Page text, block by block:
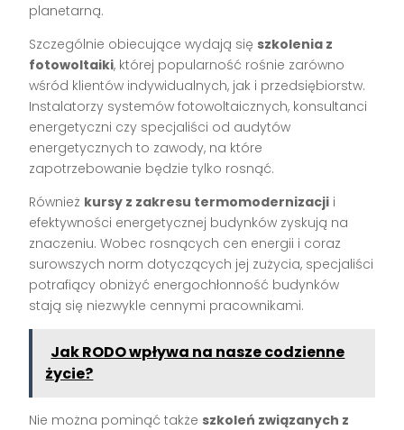
planetarną.
Szczególnie obiecujące wydają się szkolenia z
fotowoltaiki, której popularność rośnie zarówno
wśród klientów indywidualnych, jak i przedsiębiorstw.
Instalatorzy systemów fotowoltaicznych, konsultanci
energetyczni czy specjaliści od audytów
energetycznych to zawody, na które
zapotrzebowanie będzie tylko rosnąć.
Również kursy z zakresu termomodernizacji i
efektywności energetycznej budynków zyskują na
znaczeniu. Wobec rosnących cen energii i coraz
surowszych norm dotyczących jej zużycia, specjaliści
potrafiący obniżyć energochłonność budynków
stają się niezwykle cennymi pracownikami.
Jak RODO wpływa na nasze codzienne
życie?
Nie można pominąć także szkoleń związanych z